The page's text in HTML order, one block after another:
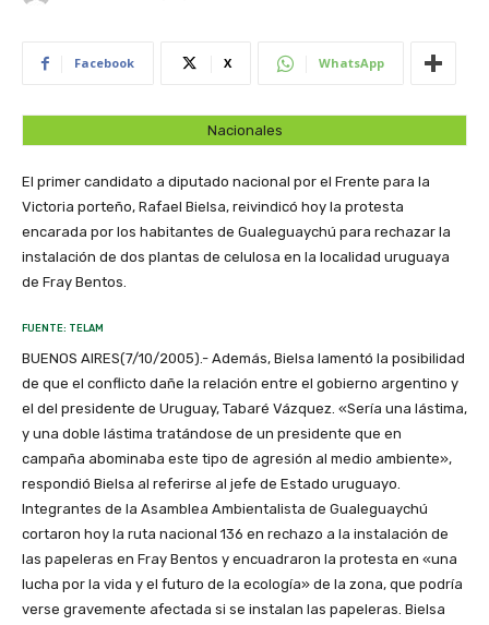
Facebook X WhatsApp
Nacionales
El primer candidato a diputado nacional por el Frente para la
Victoria porteño, Rafael Bielsa, reivindicó hoy la protesta
encarada por los habitantes de Gualeguaychú para rechazar la
instalación de dos plantas de celulosa en la localidad uruguaya
de Fray Bentos.
FUENTE: TELAM
BUENOS AIRES(7/10/2005).- Además, Bielsa lamentó la posibilidad
de que el conflicto dañe la relación entre el gobierno argentino y
el del presidente de Uruguay, Tabaré Vázquez. «Sería una lástima,
y una doble lástima tratándose de un presidente que en
campaña abominaba este tipo de agresión al medio ambiente»,
respondió Bielsa al referirse al jefe de Estado uruguayo.
Integrantes de la Asamblea Ambientalista de Gualeguaychú
cortaron hoy la ruta nacional 136 en rechazo a la instalación de
las papeleras en Fray Bentos y encuadraron la protesta en «una
lucha por la vida y el futuro de la ecología» de la zona, que podría
verse gravemente afectada si se instalan las papeleras. Bielsa